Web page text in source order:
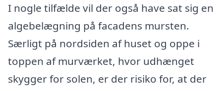
I nogle tilfælde vil der også have sat sig en
algebelægning på facadens mursten.
Særligt på nordsiden af huset og oppe i
toppen af murværket, hvor udhænget
skygger for solen, er der risiko for, at der